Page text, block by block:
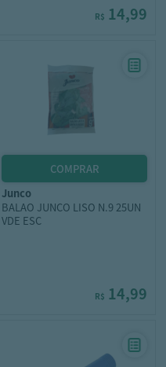
R$ 14,99
junco
BALAO JUNCO LISO N.9 25UN
VDE ESC
R$ 14,99